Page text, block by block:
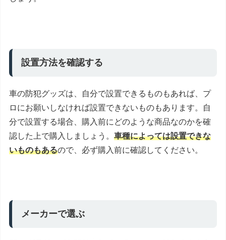
設置方法を確認する
車の防犯グッズは、自分で設置できるものもあれば、プ
ロにお願いしなければ設置できないものもあります。自
分で設置する場合、購入前にどのような商品なのかを確
認した上で購入しましょう。車種によっては設置できな
いものもあるので、必ず購入前に確認してください。
メーカーで選ぶ